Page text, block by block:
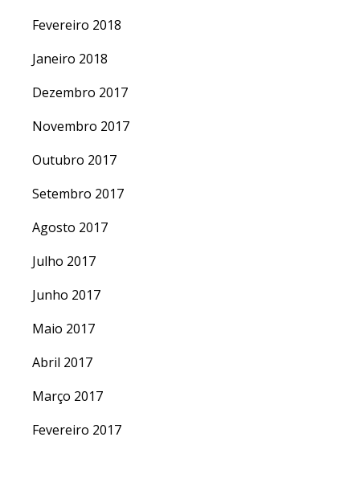
Fevereiro 2018
Janeiro 2018
Dezembro 2017
Novembro 2017
Outubro 2017
Setembro 2017
Agosto 2017
Julho 2017
Junho 2017
Maio 2017
Abril 2017
Março 2017
Fevereiro 2017